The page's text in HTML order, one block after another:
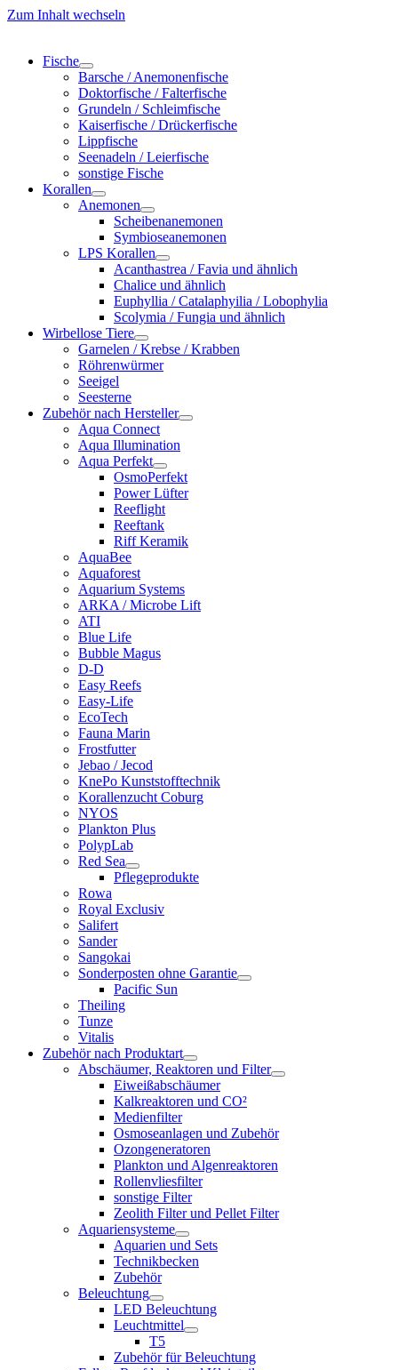
Zum Inhalt wechseln
Fische
Barsche / Anemonenfische
Doktorfische / Falterfische
Grundeln / Schleimfische
Kaiserfische / Drückerfische
Lippfische
Seenadeln / Leierfische
sonstige Fische
Korallen
Anemonen
Scheibenanemonen
Symbioseanemonen
LPS Korallen
Acanthastrea / Favia und ähnlich
Chalice und ähnlich
Euphyllia / Catalaphyilia / Lobophylia
Scolymia / Fungia und ähnlich
Wirbellose Tiere
Garnelen / Krebse / Krabben
Röhrenwürmer
Seeigel
Seesterne
Zubehör nach Hersteller
Aqua Connect
Aqua Illumination
Aqua Perfekt
OsmoPerfekt
Power Lüfter
Reeflight
Reeftank
Riff Keramik
AquaBee
Aquaforest
Aquarium Systems
ARKA / Microbe Lift
ATI
Blue Life
Bubble Magus
D-D
Easy Reefs
Easy-Life
EcoTech
Fauna Marin
Frostfutter
Jebao / Jecod
KnePo Kunststofftechnik
Korallenzucht Coburg
NYOS
Plankton Plus
PolypLab
Red Sea
Pflegeprodukte
Rowa
Royal Exclusiv
Salifert
Sander
Sangokai
Sonderposten ohne Garantie
Pacific Sun
Theiling
Tunze
Vitalis
Zubehör nach Produktart
Abschäumer, Reaktoren und Filter
Eiweißabschäumer
Kalkreaktoren und CO²
Medienfilter
Osmoseanlagen und Zubehör
Ozongeneratoren
Plankton und Algenreaktoren
Rollenvliesfilter
sonstige Filter
Zeolith Filter und Pellet Filter
Aquariensysteme
Aquarien und Sets
Technikbecken
Zubehör
Beleuchtung
LED Beleuchtung
Leuchtmittel
T5
Zubehör für Beleuchtung